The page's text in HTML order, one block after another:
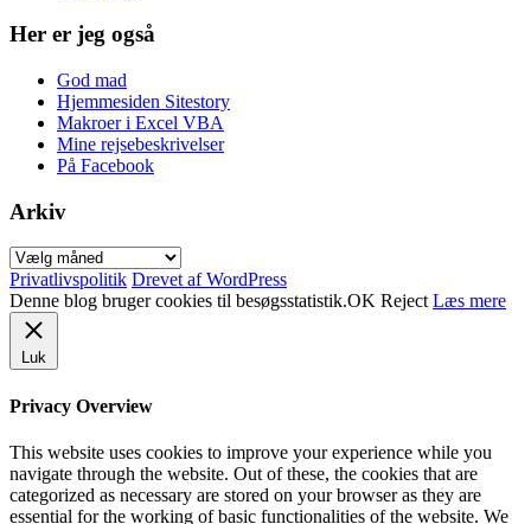
Her er jeg også
God mad
Hjemmesiden Sitestory
Makroer i Excel VBA
Mine rejsebeskrivelser
På Facebook
Arkiv
Arkiv
Privatlivspolitik Drevet af WordPress
Denne blog bruger cookies til besøgsstatistik.OK Reject Læs mere
Luk
Privacy Overview
This website uses cookies to improve your experience while you
navigate through the website. Out of these, the cookies that are
categorized as necessary are stored on your browser as they are
essential for the working of basic functionalities of the website. We